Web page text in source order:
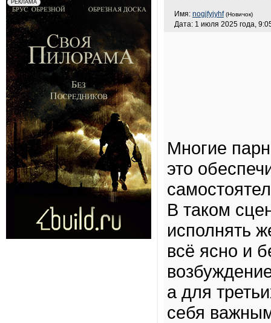
Имя: nogjfyjyhf (Новичок)
Дата: 1 июля 2025 года,
Многие
это
В таком
исполнять
всё ясно и
а для
себя